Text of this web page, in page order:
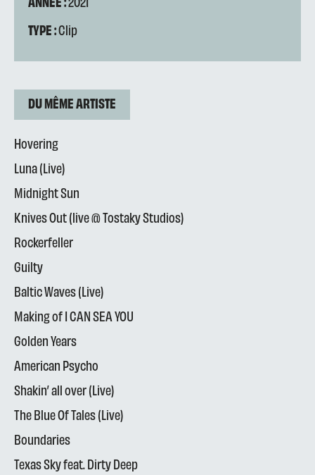
TYPE :Clip
DU MÊME ARTISTE
Hovering
Luna (Live)
Midnight Sun
Knives Out (live @ Tostaky Studios)
Rockerfeller
Guilty
Baltic Waves (Live)
Making of I CAN SEA YOU
Golden Years
American Psycho
Shakin’ all over (Live)
The Blue Of Tales (Live)
Boundaries
Texas Sky feat. Dirty Deep